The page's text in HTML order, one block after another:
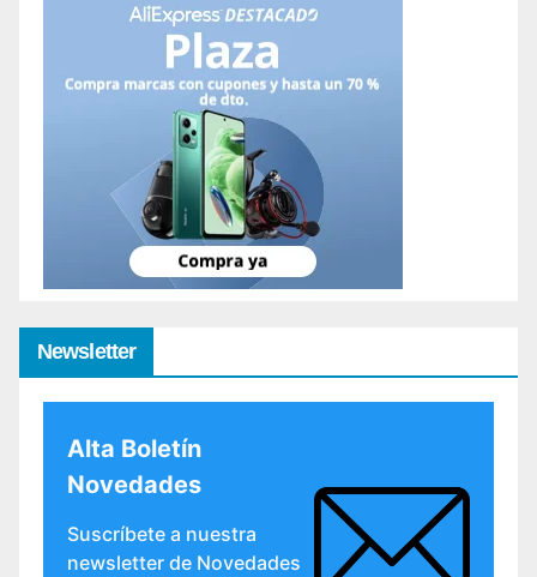
Newsletter
Alta Boletín
Novedades
Suscríbete a nuestra
newsletter de Novedades